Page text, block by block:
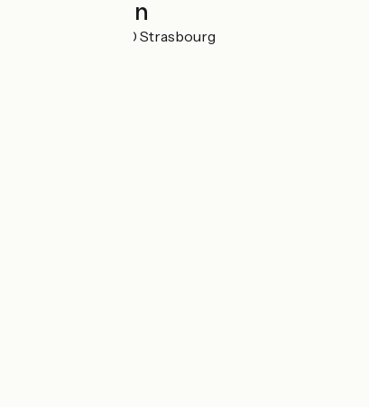
Localisation
13 rue Kuhn 67100 Strasbourg